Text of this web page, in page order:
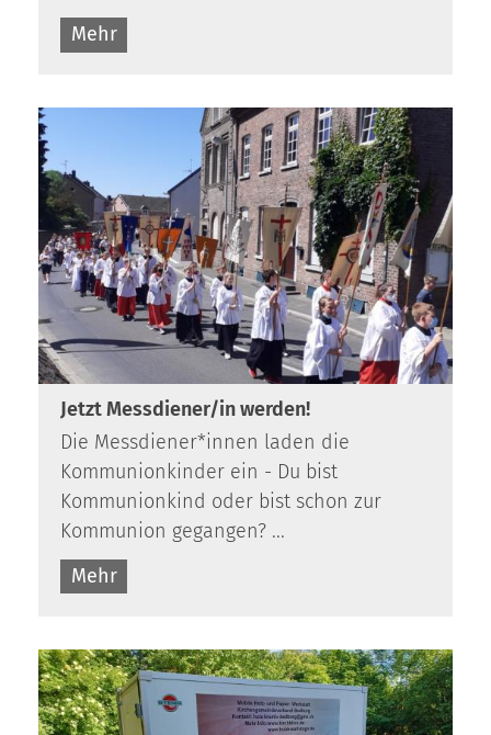
Mehr
Jetzt Messdiener/in werden!
Die Messdiener*innen laden die
Kommunionkinder ein - Du bist
Kommunionkind oder bist schon zur
Kommunion gegangen? ...
Mehr